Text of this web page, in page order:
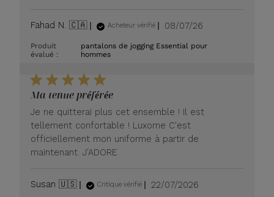
Fahad N. 🇨🇦 Acheteur vérifié
Date
publication
08/07/26
Produit
évalué :
pantalons de jogging Essential pour
hommes
Ma tenue préférée
Je ne quitterai plus cet ensemble ! Il est
tellement confortable ! Luxome C'est
officiellement mon uniforme à partir de
maintenant. J'ADORE
Susan 🇺🇸 Critique vérifié
Date
22/07/2026